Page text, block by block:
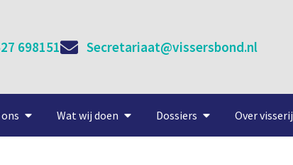
698151 Secretariaat@vissersbond.nl
Wat wij doen Dossiers Over visserij